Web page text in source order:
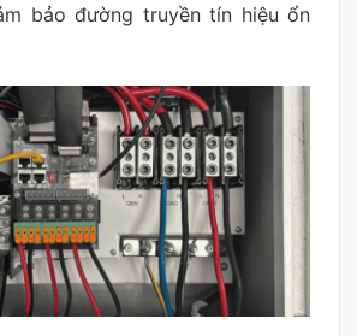
bảo đường truyền tín hiệu ổn